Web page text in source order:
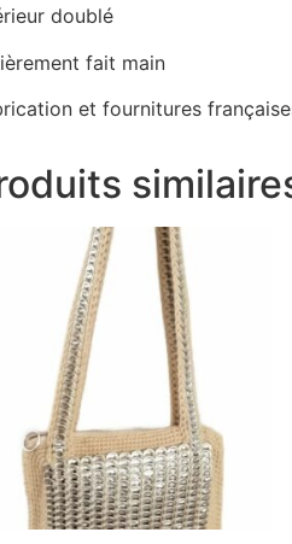
doublé
fait main
et fournitures